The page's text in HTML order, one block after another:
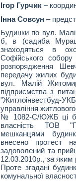
Ігор Гурчик –
Інна Совсун –
Будинки по вул.
б, в (садиба
знаходяться в
Софійського
розпорядження
передачу жилих
вул. Малій
підприємства з
"Житлоінвестбуд-
управління
№ 1082-С/ЮЖБ ці
власність ТОВ
мешканцями
внесено протест
задоволений та
12.03.2010р., за
Проте згадані
комунальної